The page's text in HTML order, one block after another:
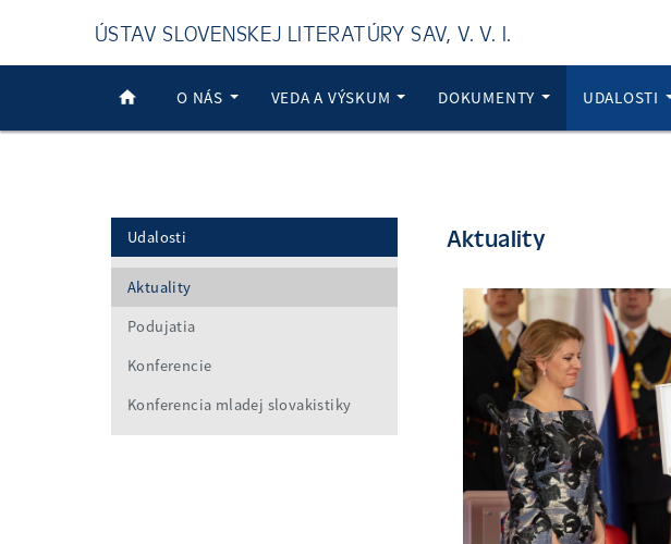
ÚSTAV SLOVENSKEJ LITERATÚRY SAV, V. V. I.
O NÁS VEDA A VÝSKUM DOKUMENTY UDALOSTI
Aktuality
Udalosti
Aktuality
Podujatia
Konferencie
Konferencia mladej slovakistiky